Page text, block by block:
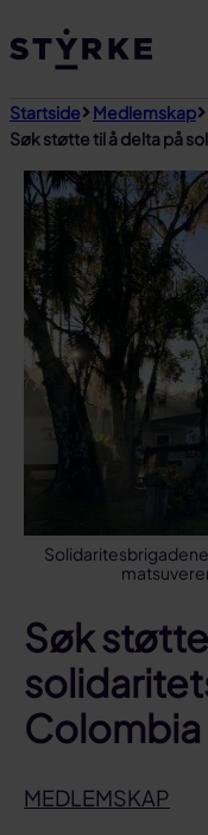
til
Startside
Medlemskap
Søk støtte til å delta på
Søk
Colombia
MEDLEMSKAP